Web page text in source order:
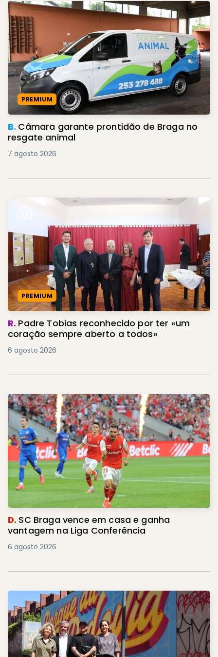
PREMIUM
B. Câmara garante prontidão de Braga no
resgate animal
7 agosto 2026
PREMIUM
R. Padre Tobias reconhecido por ter «um
coração sempre aberto a todos»
6 agosto 2026
D. SC Braga vence em casa e ganha
vantagem na Liga Conferência
6 agosto 2026